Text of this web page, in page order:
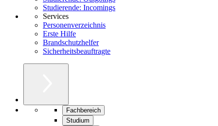
Studierende: Incomings
Services
Personenverzeichnis
Erste Hilfe
Brandschutzhelfer
Sicherheitsbeauftragte
Fachbereich
Studium